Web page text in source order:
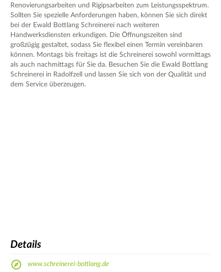
Renovierungsarbeiten und Rigipsarbeiten zum Leistungsspektrum.
Sollten Sie spezielle Anforderungen haben, können Sie sich direkt
bei der Ewald Bottlang Schreinerei nach weiteren
Handwerksdiensten erkundigen. Die Öffnungszeiten sind
großzügig gestaltet, sodass Sie flexibel einen Termin vereinbaren
können. Montags bis freitags ist die Schreinerei sowohl vormittags
als auch nachmittags für Sie da. Besuchen Sie die Ewald Bottlang
Schreinerei in Radolfzell und lassen Sie sich von der Qualität und
dem Service überzeugen.
Details
www.schreinerei-bottlang.de